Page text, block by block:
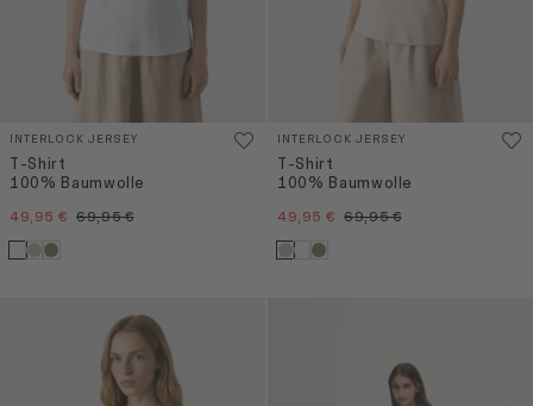
INTERLOCK JERSEY
T-Shirt
100% Baumwolle
49,95 € 69,95 €
INTERLOCK JERSEY
T-Shirt
100% Baumwolle
49,95 € 69,95 €